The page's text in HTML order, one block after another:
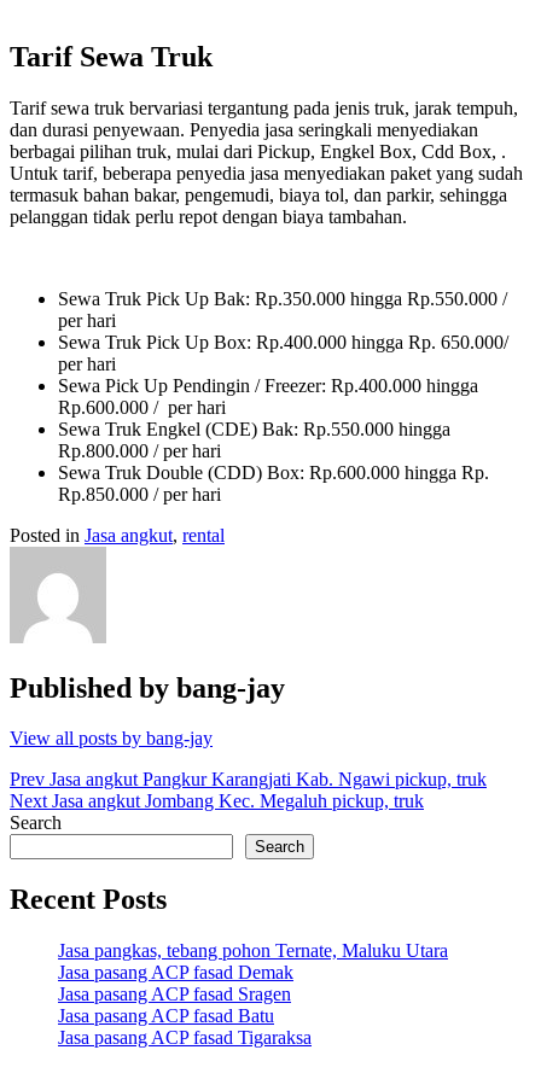
Tarif Sewa Truk
Tarif sewa truk bervariasi tergantung pada jenis truk, jarak tempuh,
dan durasi penyewaan. Penyedia jasa seringkali menyediakan
berbagai pilihan truk, mulai dari Pickup, Engkel Box, Cdd Box, .
Untuk tarif, beberapa penyedia jasa menyediakan paket yang sudah
termasuk bahan bakar, pengemudi, biaya tol, dan parkir, sehingga
pelanggan tidak perlu repot dengan biaya tambahan.
Sewa Truk Pick Up Bak: Rp.350.000 hingga Rp.550.000 /
per hari
Sewa Truk Pick Up Box: Rp.400.000 hingga Rp. 650.000/
per hari
Sewa Pick Up Pendingin / Freezer: Rp.400.000 hingga
Rp.600.000 / per hari
Sewa Truk Engkel (CDE) Bak: Rp.550.000 hingga
Rp.800.000 / per hari
Sewa Truk Double (CDD) Box: Rp.600.000 hingga Rp.
Rp.850.000 / per hari
Posted in Jasa angkut, rental
Published by bang-jay
View all posts by bang-jay
Post
navigation
Prev Jasa angkut Pangkur Karangjati Kab. Ngawi pickup, truk
Next Jasa angkut Jombang Kec. Megaluh pickup, truk
Search
Search
Recent Posts
Jasa pangkas, tebang pohon Ternate, Maluku Utara
Jasa pasang ACP fasad Demak
Jasa pasang ACP fasad Sragen
Jasa pasang ACP fasad Batu
Jasa pasang ACP fasad Tigaraksa